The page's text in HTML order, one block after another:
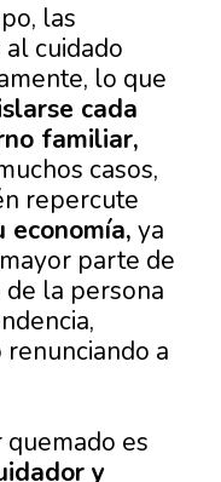
las
al cuidado
lo que
cada
familiar,
casos,
repercute
economía, ya
parte de
la persona
a
es
y